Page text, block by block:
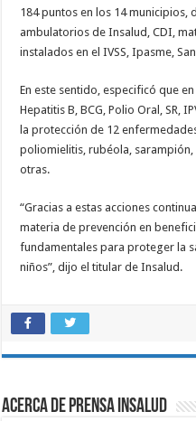
184 puntos en los 14 municipios,
ambulatorios de Insalud, CDI,
instalados en el IVSS, Ipasme,
En este sentido, especificó que
Hepatitis B, BCG, Polio Oral, SR,
la protección de 12
poliomielitis, rubéola, sarampión,
otras.
“Gracias a estas acciones
materia de prevención en
fundamentales para proteger la
niños”, dijo el titular de Insalud.
Acerca de Prensa INSALUD